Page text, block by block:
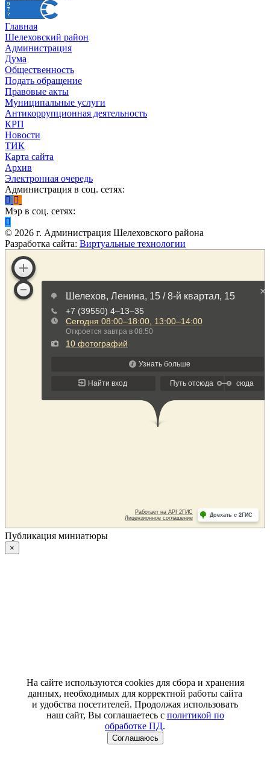
Главная
Шелеховский район
Администрация
Дума
Общественность
Подать обращение
Правовые акты
Муниципальные услуги
Антикоррупционная деятельность
КРП
Новости
ТИК
Карта сайта
Архив
Электронная очередь
Администрация в соц. сетях:
Мэр в соц. сетях:
© 2026 г. Администрация Шелеховского района
Разработка сайта: Виртуальные технологии
Публикация миниатюры
×
На сайте используются cookies для сбора и хранения
данных, необходимых для корректной работы сайта
и удобства посетителей. Продолжая использовать
наш сайт, Вы соглашаетесь с политикой по
обработке ПД.
Соглашаюсь